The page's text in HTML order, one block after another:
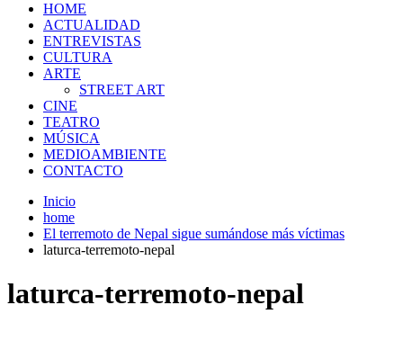
HOME
ACTUALIDAD
ENTREVISTAS
CULTURA
ARTE
STREET ART
CINE
TEATRO
MÚSICA
MEDIOAMBIENTE
CONTACTO
Inicio
home
El terremoto de Nepal sigue sumándose más víctimas
laturca-terremoto-nepal
laturca-terremoto-nepal